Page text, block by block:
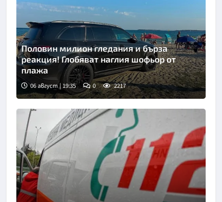
Половин милион гледания и бърза
реакция! Глобяват наглия шофьор от
плажа
06 август | 19:35 0 2217